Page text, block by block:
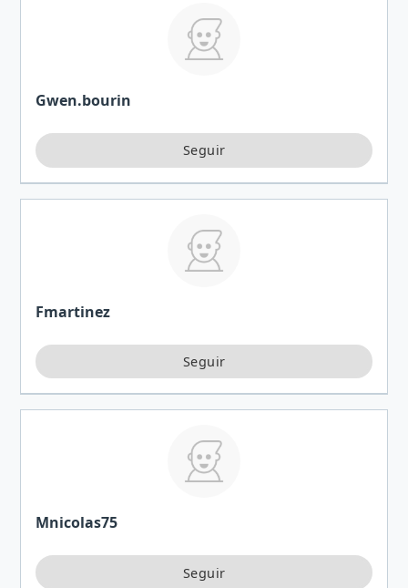
Gwen.bourin
Fmartinez
Mnicolas75